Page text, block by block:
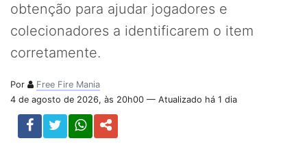
obtenção para ajudar jogadores e
colecionadores a identificarem o item
corretamente.
Por
Free Fire Mania
4 de agosto de 2026, às 20h00 — Atualizado há 1 dia